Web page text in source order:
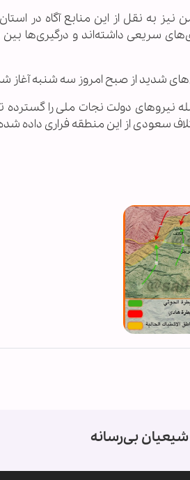
به نقل از این منابع آگاه در
سریعی داشته‌اند و درگیری‌ها
شدید از صبح امروز سه شنبه آغاز
نیروهای دولت نجات ملی را
سعودی از این منطقه فراری داده
بی‌رسانه